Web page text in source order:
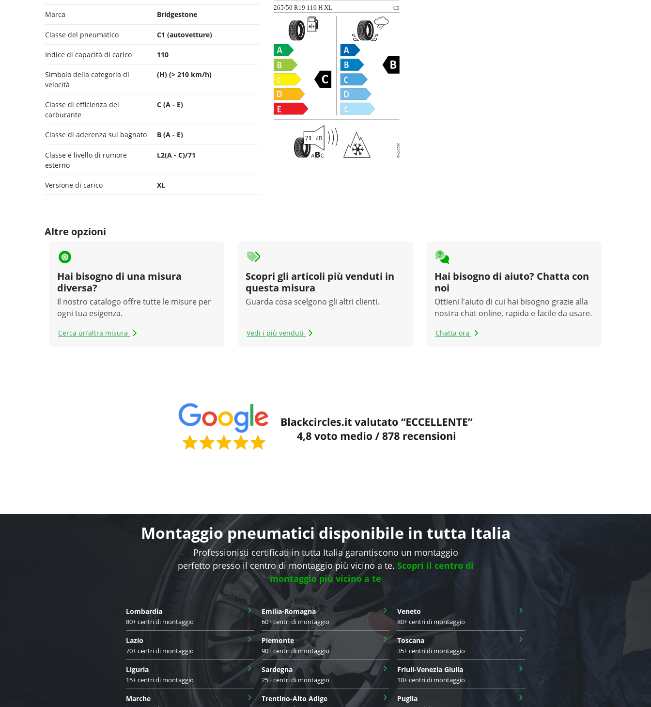
Marca Bridgestone
Classe del pneumatico C1 (autovetture)
Indice di capacità di carico 110
Simbolo della categoria di
velocità
(H) (> 210 km/h)
Classe di efficienza del
carburante
C (A - E)
Classe di aderenza sul bagnato B (A - E)
Classe e livello di rumore
esterno
L2(A - C)/71
Versione di carico XL
Altre opzioni
Hai bisogno di una misura
diversa?
Il nostro catalogo offre tutte le misure per
ogni tua esigenza.
Cerca un’altra misura
Scopri gli articoli più venduti in
questa misura
Guarda cosa scelgono gli altri clienti.
Vedi i più venduti
Hai bisogno di aiuto? Chatta con
noi
Ottieni l'aiuto di cui hai bisogno grazie alla
nostra chat online, rapida e facile da usare.
Chatta ora
Montaggio pneumatici disponibile in tutta Italia
Professionisti certificati in tutta Italia garantiscono un montaggio
perfetto presso il centro di montaggio più vicino a te. Scopri il centro di
montaggio più vicino a te
Lombardia
80+ centri di montaggio
› Emilia-Romagna
60+ centri di montaggio
› Veneto
80+ centri di montaggio
›
Lazio
70+ centri di montaggio
› Piemonte
90+ centri di montaggio
› Toscana
35+ centri di montaggio
›
Liguria
15+ centri di montaggio
› Sardegna
25+ centri di montaggio
› Friuli-Venezia Giulia
10+ centri di montaggio
›
Marche › Trentino-Alto Adige › Puglia ›